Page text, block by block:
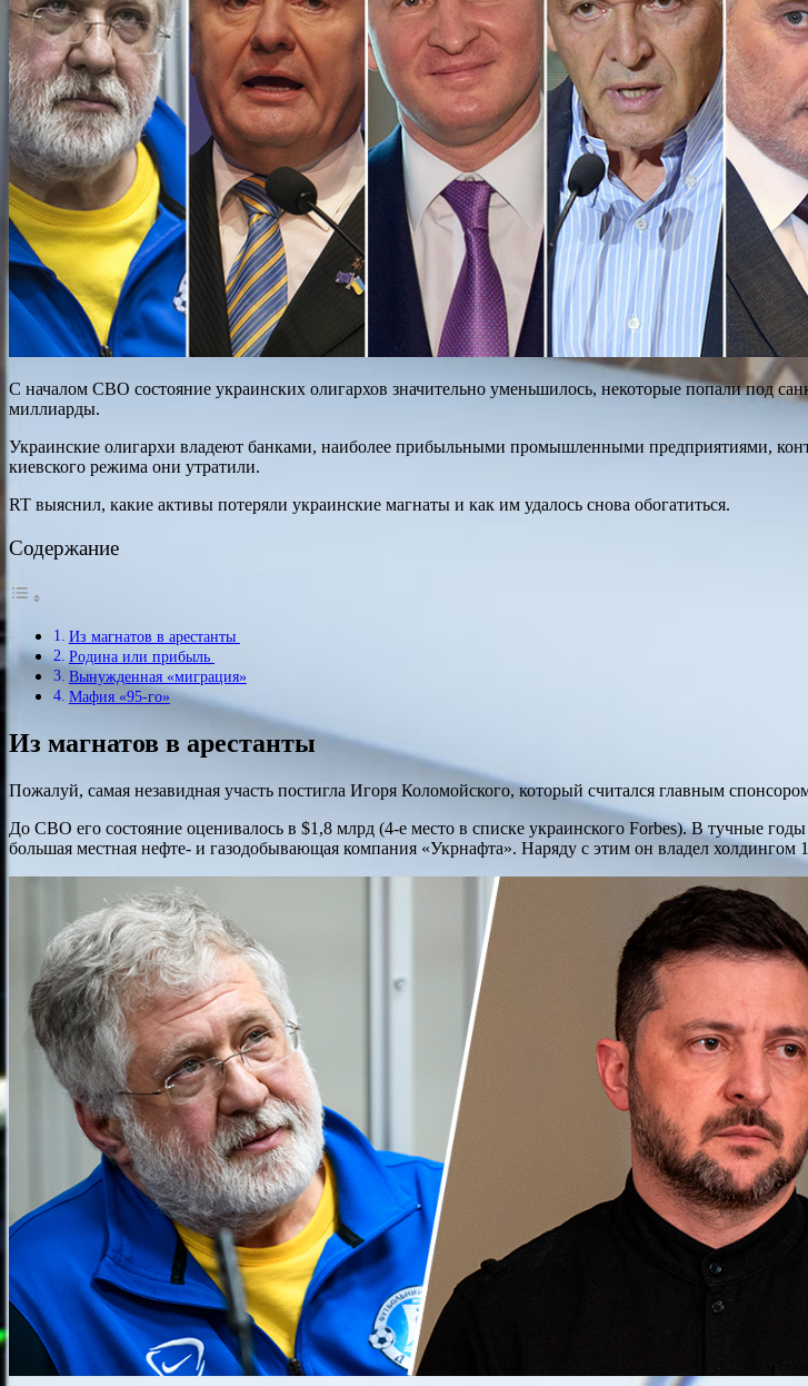
С началом СВО состояние украинских олигархов значительно уменьшилось, некоторые попали под
миллиарды.
Украинские олигархи владеют банками, наиболее прибыльными промышленными предприятиями,
киевского режима они утратили.
RT выяснил, какие активы потеряли украинские магнаты и как им удалось снова обогатиться.
Содержание
Из магнатов в арестанты
Родина или прибыль
Вынужденная «миграция»
Мафия «95-го»
Из магнатов в арестанты
Пожалуй, самая незавидная участь постигла Игоря Коломойского, который считался главным
До СВО его состояние оценивалось в $1,8 млрд (4-е место в списке украинского Forbes). В тучные
большая местная нефте- и газодобывающая компания «Укрнафта». Наряду с этим он владел холдингом